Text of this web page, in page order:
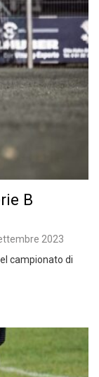
B
2023
campionato di